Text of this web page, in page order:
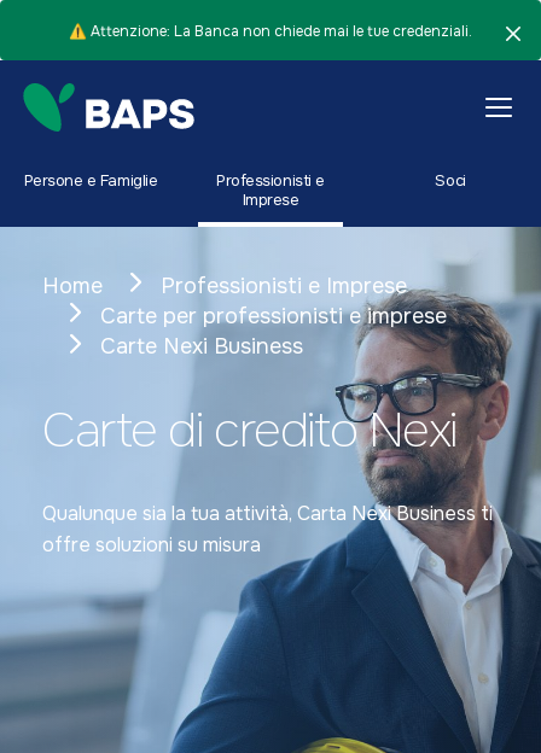
⚠️ Attenzione: La Banca non chiede mai le tue credenziali.
Persone e Famiglie
Professionisti e
Imprese
Soci
Home
Professionisti e Imprese
Carte per professionisti e imprese
Carte Nexi Business
Carte di credito Nexi
Qualunque sia la tua attività, Carta Nexi Business ti
offre soluzioni su misura